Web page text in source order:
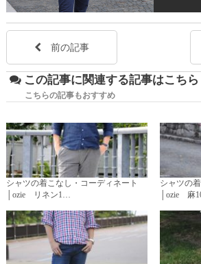
前の記事
この記事に関連する記事はこちら
こちらの記事もおすすめ
シャツの着こなし・コーディネート
│ozie リネン1…
シャツの
│ozie 麻